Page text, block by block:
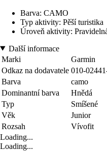
Barva: CAMO
Typ aktivity: Pěší turistika
Úroveň aktivity:
Další informace
Marki
Garmin
Odkaz na dodavatele 010-
Barva
camo
Dominantní barva
Hnědá
Typ
Smíšené
Věk
Junior
Rozsah
Vívofit
Loading...
Loading...